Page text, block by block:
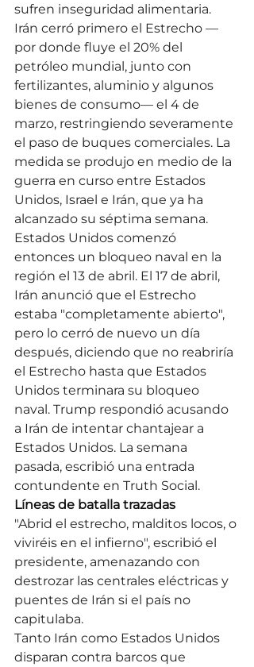
sufren inseguridad alimentaria.
Irán cerró primero el Estrecho —
por donde fluye el 20% del
petróleo mundial, junto con
fertilizantes, aluminio y algunos
bienes de consumo— el 4 de
marzo, restringiendo severamente
el paso de buques comerciales. La
medida se produjo en medio de la
guerra en curso entre Estados
Unidos, Israel e Irán, que ya ha
alcanzado su séptima semana.
Estados Unidos comenzó
entonces un bloqueo naval en la
región el 13 de abril. El 17 de abril,
Irán anunció que el Estrecho
estaba "completamente abierto",
pero lo cerró de nuevo un día
después, diciendo que no reabriría
el Estrecho hasta que Estados
Unidos terminara su bloqueo
naval. Trump respondió acusando
a Irán de intentar chantajear a
Estados Unidos. La semana
pasada, escribió una entrada
contundente en Truth Social.
Líneas de batalla trazadas
"Abrid el estrecho, malditos locos, o
viviréis en el infierno", escribió el
presidente, amenazando con
destrozar las centrales eléctricas y
puentes de Irán si el país no
capitulaba.
Tanto Irán como Estados Unidos
disparan contra barcos que